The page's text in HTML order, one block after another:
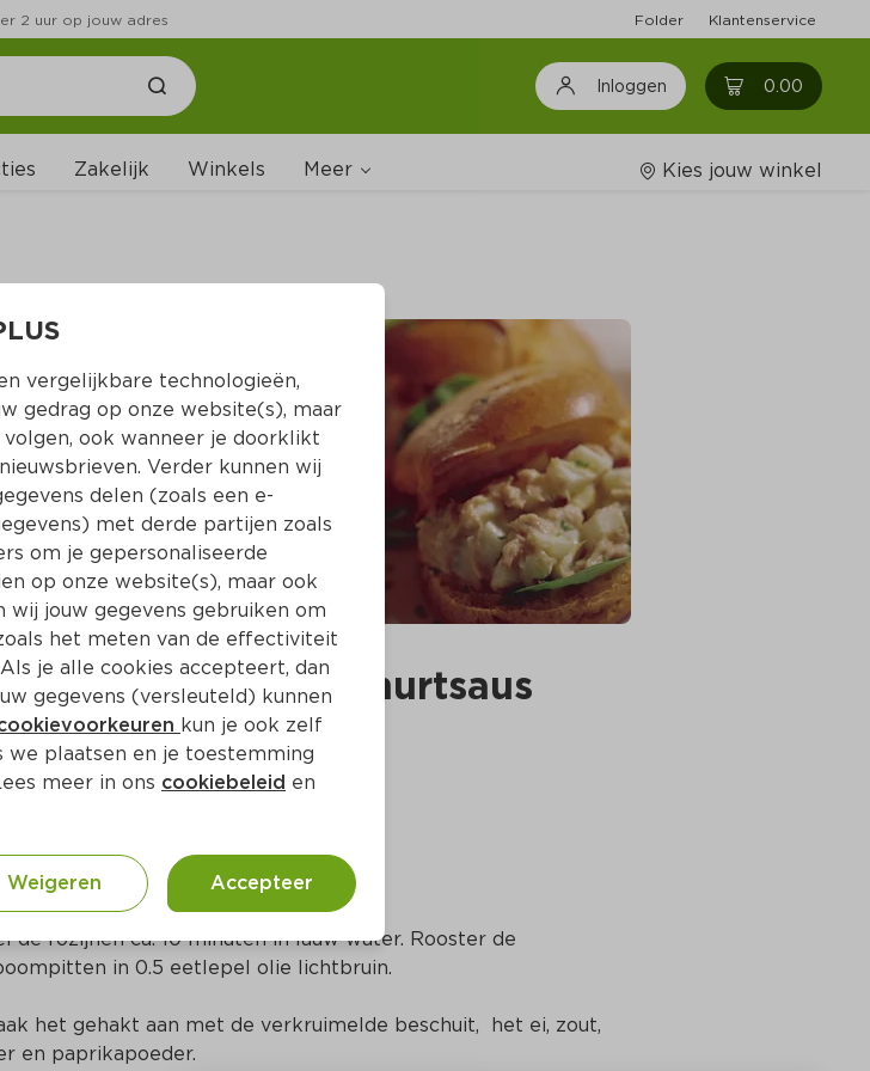
2 uur op jouw adres Folder Klantenservice
Inloggen 0.00 0
Zakelijk Winkels Meer
Wijnshop
Boodschappenlijstjes
Kies jouw winkel
met pittige yoghurtsaus
de rozijnen ca. 10 minuten in lauw water. Rooster de
in 0.5 eetlepel olie lichtbruin.
het gehakt aan met de verkruimelde beschuit,  het ei, zout,
en paprikapoeder.
vergelijkbare technologieën,
gedrag op onze website(s), maar
ook wanneer je doorklikt
Verder kunnen wij
delen (zoals een e-
met derde partijen zoals
om je gepersonaliseerde
op onze website(s), maar ook
wij jouw gegevens gebruiken om
het meten van de effectiviteit
je alle cookies accepteert, dan
gegevens (versleuteld) kunnen
kun je ook zelf
we plaatsen en je toestemming
meer in ons cookiebeleid en
Weigeren Accepteer